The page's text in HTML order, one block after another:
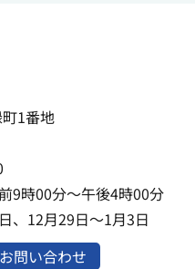
1番地
9時00分～午後4時00分
、12月29日～1月3日
お問い合わせ